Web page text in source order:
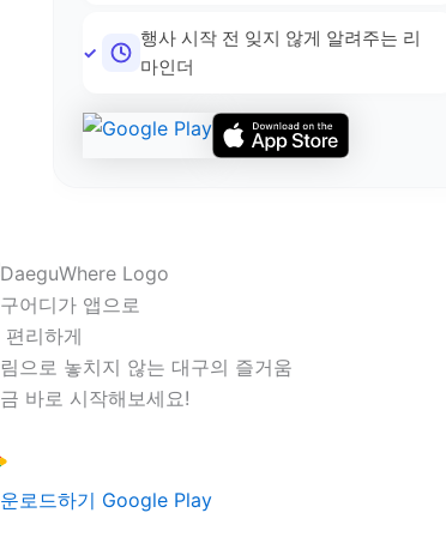
행사 시작 전 잊지 않게 알려주는 리
마인더
어디가 앱으로
편리하게
으로 놓치지 않는 대구의 즐거움
바로 시작해보세요!
로드하기 Google Play